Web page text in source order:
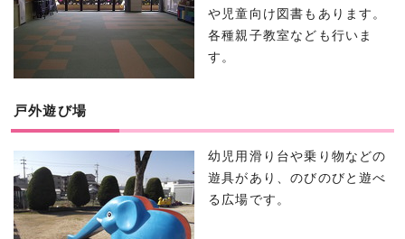
や児童向け図書もあります。
各種親子教室なども行いま
す。
戸外遊び場
幼児用滑り台や乗り物などの
遊具があり、のびのびと遊べ
る広場です。